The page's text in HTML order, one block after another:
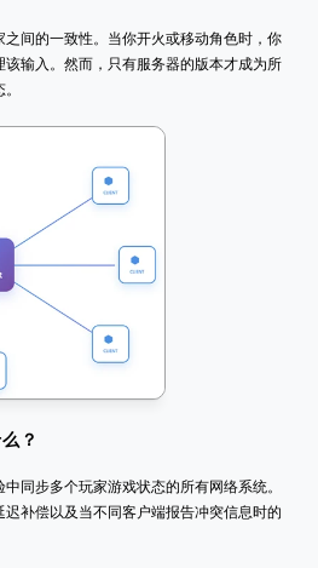
间的一致性。当你开火或移动角色时，你
输入。然而，只有服务器的版本才成为所
？
同步多个玩家游戏状态的所有网络系统。
补偿以及当不同客户端报告冲突信息时的